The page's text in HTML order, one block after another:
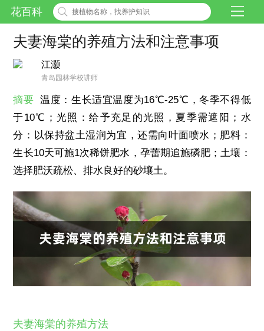
花百科
夫妻海棠的养殖方法和注意事项
江灏
青岛园林学校讲师
摘要 温度：生长适宜温度为16℃-25℃，冬季不得低
于10℃；光照：给予充足的光照，夏季需遮阳；水
分：以保持盆土湿润为宜，还需向叶面喷水；肥料：
生长10天可施1次稀饼肥水，孕蕾期追施磷肥；土壤：
选择肥沃疏松、排水良好的砂壤土。
夫妻海棠的养殖方法